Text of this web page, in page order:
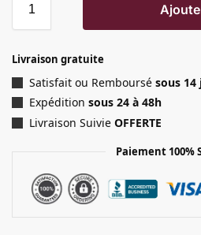
Livraison gratuite
Satisfait ou Remboursé sous 14
Expédition sous 24 à 48h
Livraison Suivie OFFERTE
Paiement 100%